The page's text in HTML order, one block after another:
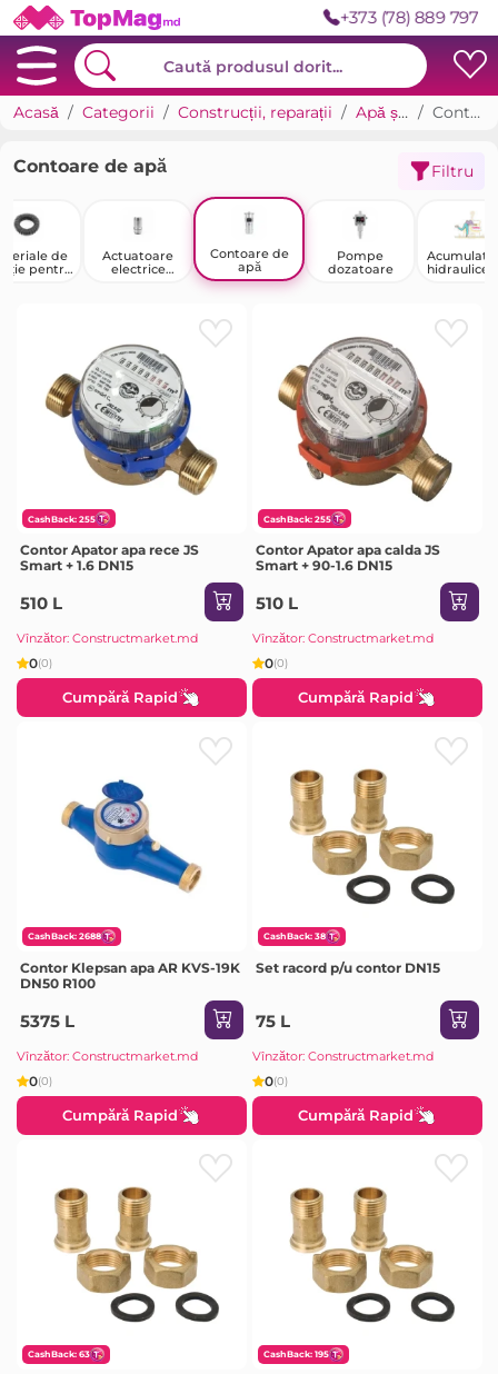
+373 (78) 889 797
Acasă Categorii Construcții, reparații Apă și canalizare Contoare de apă
Contoare de apă Filtru
de
pentru
Actuatoare
electrice
Contoare de
apă
Pompe
dozatoare
hidraulice,
CashBack: 255
Contor Apator apa rece JS
Smart + 1.6 DN15
510 L
Vînzător: Constructmarket.md
0(0)
Cumpără Rapid
CashBack: 255
Contor Apator apa calda JS
Smart + 90-1.6 DN15
510 L
Vînzător: Constructmarket.md
0(0)
Cumpără Rapid
CashBack: 2688
Contor Klepsan apa AR KVS-19K
DN50 R100
5375 L
Vînzător: Constructmarket.md
0(0)
Cumpără Rapid
CashBack: 38
Set racord p/u contor DN15
75 L
Vînzător: Constructmarket.md
0(0)
Cumpără Rapid
CashBack: 63 CashBack: 195